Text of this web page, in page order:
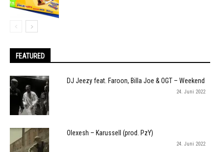
FEATURED
DJ Jeezy feat. Faroon, Billa Joe & OGT – Weekend
24. Juni 2022
Olexesh – Karussell (prod. PzY)
24. Juni 2022